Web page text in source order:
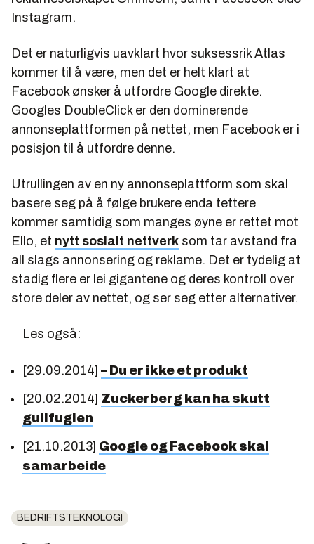
Instagram.
Det er naturligvis uavklart hvor suksessrik Atlas
kommer til å være, men det er helt klart at
Facebook ønsker å utfordre Google direkte.
Googles DoubleClick er den dominerende
annonseplattformen på nettet, men Facebook er i
posisjon til å utfordre denne.
Utrullingen av en ny annonseplattform som skal
basere seg på å følge brukere enda tettere
kommer samtidig som manges øyne er rettet mot
Ello, et nytt sosialt nettverk som tar avstand fra
all slags annonsering og reklame. Det er tydelig at
stadig flere er lei gigantene og deres kontroll over
store deler av nettet, og ser seg etter alternativer.
Les også:
[29.09.2014] – Du er ikke et produkt
[20.02.2014] Zuckerberg kan ha skutt
gullfuglen
[21.10.2013] Google og Facebook skal
samarbeide
BEDRIFTSTEKNOLOGI